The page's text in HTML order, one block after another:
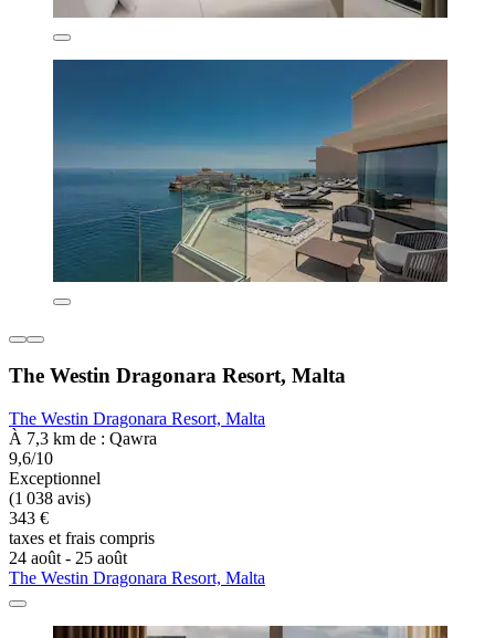
The Westin Dragonara Resort, Malta
The Westin Dragonara Resort, Malta
À 7,3 km de : Qawra
9,6/10
Exceptionnel
(1 038 avis)
343 €
taxes et frais compris
24 août - 25 août
The Westin Dragonara Resort, Malta